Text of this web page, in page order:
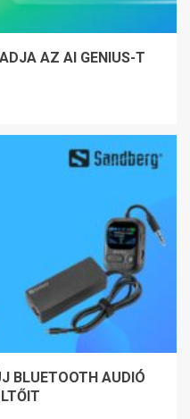
AZ AI GENIUS-T
BLUETOOTH AUDIÓ